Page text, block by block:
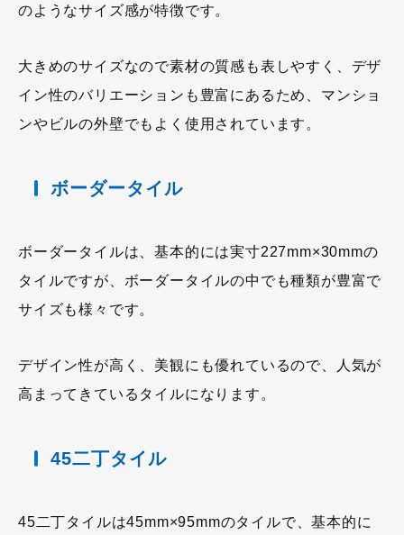
のようなサイズ感が特徴です。
大きめのサイズなので素材の質感も表しやすく、デザ
イン性のバリエーションも豊富にあるため、マンショ
ンやビルの外壁でもよく使用されています。
ボーダータイル
ボーダータイルは、基本的には実寸227mm×30mmの
タイルですが、ボーダータイルの中でも種類が豊富で
サイズも様々です。
デザイン性が高く、美観にも優れているので、人気が
高まってきているタイルになります。
45二丁タイル
45二丁タイルは45mm×95mmのタイルで、基本的に